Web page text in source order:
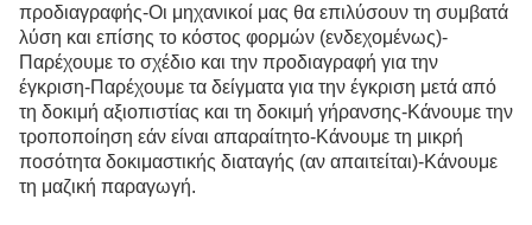
προδιαγραφής-Οι μηχανικοί μας θα επιλύσουν τη συμβατά
λύση και επίσης το κόστος φορμών (ενδεχομένως)-
Παρέχουμε το σχέδιο και την προδιαγραφή για την
έγκριση-Παρέχουμε τα δείγματα για την έγκριση μετά από
τη δοκιμή αξιοπιστίας και τη δοκιμή γήρανσης-Κάνουμε την
τροποποίηση εάν είναι απαραίτητο-Κάνουμε τη μικρή
ποσότητα δοκιμαστικής διαταγής (αν απαιτείται)-Κάνουμε
τη μαζική παραγωγή.